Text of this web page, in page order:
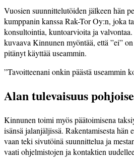
Vuosien suunnittelutöiden jälkeen hän
kumppanin kanssa Rak-Tor Oy:n, joka
konsultointia, kuntoarvioita ja
kuvaava Kinnunen myöntää, että ”ei”
pitänyt käyttää useammin.
”Tavoitteenani onkin päästä useammin
Alan tulevaisuus
Kinnunen toimi myös päätoimisena
isänsä jalanjäljissä. Rakentamisesta hän
vaan teki sivutöinä suunnittelua ja
vaati ohjelmistojen ja kontaktien